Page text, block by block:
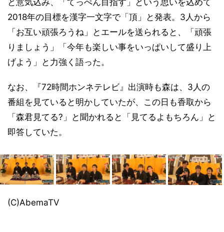
2018年の目標を漢字一文字で「頂」と発表。3人から
「お互い頑張ろうね」とエールを送られると、「頑張
りましょう」「今年も楽しい事をいっぱいして盛り上
げよう」と力強く語った。
なお、『72時間ホンネテレビ』出演時も森は、3人の
番組を見ていると明かしていたが、この日も香取から
「森君見てる?」と聞かれると「見てるよもちろん」と
即答していた。
(C)AbemaTV